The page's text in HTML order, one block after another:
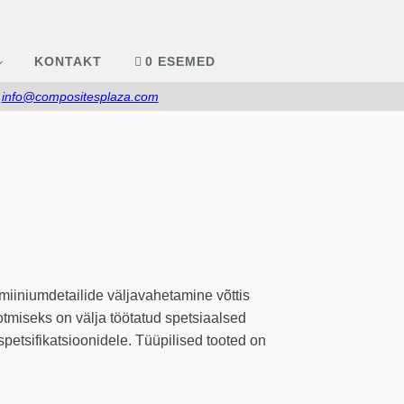
KONTAKT 0 ESEMED
info@compositesplaza.com
väljavahetamine võttis
on välja töötatud spetsiaalsed
Tüüpilised tooted on